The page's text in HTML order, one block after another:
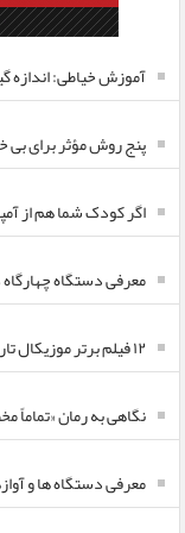
آموزش خیاطی: اندازه
پنج روش مؤثر برای
اگر کودک شما هم از
معرفی دستگاه
۱۲ فیلم برتر موزیکال تاریخ سینما !
نگاهی به رمان
معرفی دستگاه ها و